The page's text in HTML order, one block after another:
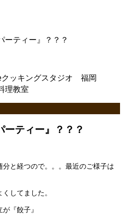
ーティー』？？？
ティー』？？？
と経つので。。。最近のご様子は
してました。
『餃子』